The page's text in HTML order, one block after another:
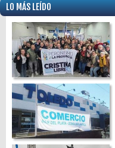
LO MÁS LEÍDO